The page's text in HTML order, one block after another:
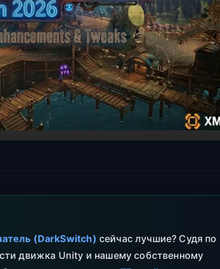
(DarkSwitch) сейчас лучшие? Судя по
движка Unity и нашему собственному